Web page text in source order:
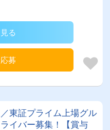
る
募
東証プライム上場グル
イバー募集！【賞与